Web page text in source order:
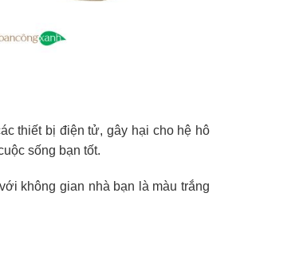
thiết bị điện tử, gây hại cho hệ hô
sống bạn tốt.
không gian nhà bạn là màu trắng